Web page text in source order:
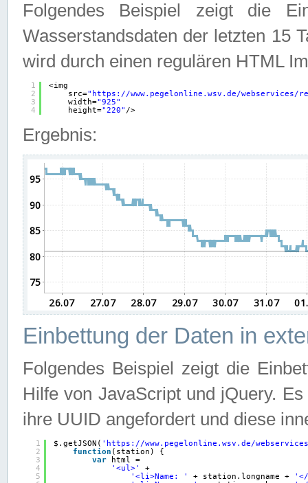
Folgendes Beispiel zeigt die
Wasserstandsdaten der letzten 15
wird durch einen regulären HTML
1
2
3
4
<img
src=" https://www.pegelonline.wsv.de/webservices/
width="925"
height="220" />
Ergebnis:
Einbettung der Daten in
Folgendes Beispiel zeigt die
Hilfe von JavaScript und jQuery.
ihre UUID angefordert und diese
1
2
3
4
5
$.getJSON( ' https://www.pegelonline.wsv.de/
function (station) {
var
html =
'<ul>'
+
'<li>Name: '
+ station.longname +